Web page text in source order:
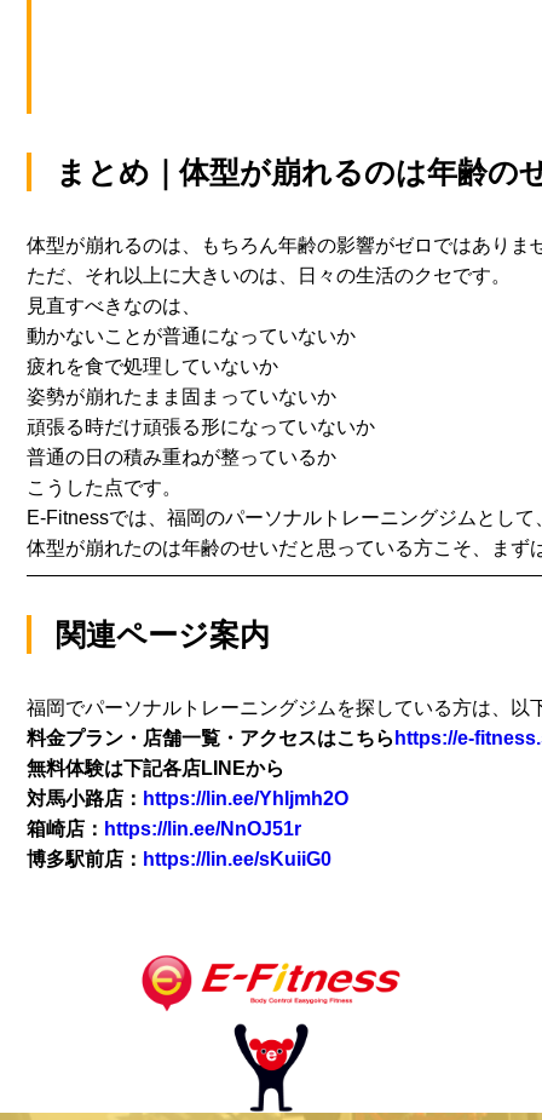
まとめ｜体型が崩れるのは年齢の
体型が崩れるのは、もちろん年齢の影響がゼロではありま
ただ、それ以上に大きいのは、日々の生活のクセです。
見直すべきなのは、
動かないことが普通になっていないか
疲れを食で処理していないか
姿勢が崩れたまま固まっていないか
頑張る時だけ頑張る形になっていないか
普通の日の積み重ねが整っているか
こうした点です。
E-Fitnessでは、福岡のパーソナルトレーニングジムとして
体型が崩れたのは年齢のせいだと思っている方こそ、
まず
関連ページ案内
福岡でパーソナルトレーニングジムを探している方は、
以
料金プラン・ 店舗一覧・アクセスはこちら https://e-
無料体験は下記各店LINEから
対馬小路店： https://lin.ee/YhIjmh2O
箱崎店： https://lin.ee/NnOJ51r
博多駅前店： https://lin.ee/sKuiiG0